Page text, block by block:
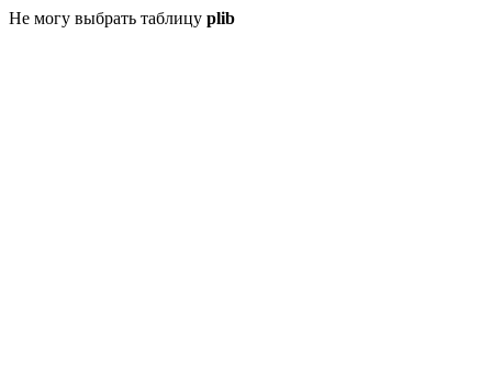
Не могу выбрать таблицу plib